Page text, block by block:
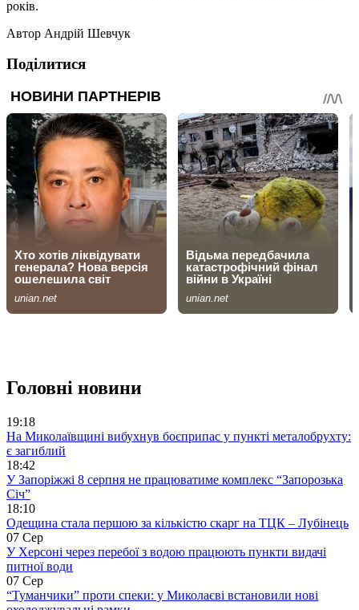
років.
Автор Андрій Шевчук
Поділитися
Головні новини
19:18
На Миколаївщині вибухнув боєприпас у пункті металобрухту:
є загиблий
18:42
У Запоріжжі 8 серпня не працюватиме комплекс “Запорозька
Січ”
18:10
Одещина стала першою за кількістю скарг на ТЦК – Лубінець
07 Сер
У Херсоні через перебої з водою працюють пункти видачі
питної води
07 Сер
“Туманчики” проти спеки: у Миколаєві встановили нові